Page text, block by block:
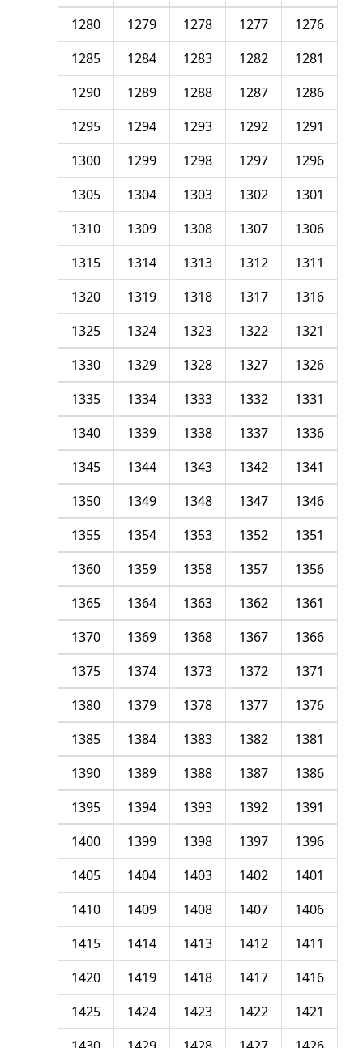
1276
1277
1278
1279
1280
1281
1282
1283
1284
1285
1286
1287
1288
1289
1290
1291
1292
1293
1294
1295
1296
1297
1298
1299
1300
1301
1302
1303
1304
1305
1306
1307
1308
1309
1310
1311
1312
1313
1314
1315
1316
1317
1318
1319
1320
1321
1322
1323
1324
1325
1326
1327
1328
1329
1330
1331
1332
1333
1334
1335
1336
1337
1338
1339
1340
1341
1342
1343
1344
1345
1346
1347
1348
1349
1350
1351
1352
1353
1354
1355
1356
1357
1358
1359
1360
1361
1362
1363
1364
1365
1366
1367
1368
1369
1370
1371
1372
1373
1374
1375
1376
1377
1378
1379
1380
1381
1382
1383
1384
1385
1386
1387
1388
1389
1390
1391
1392
1393
1394
1395
1396
1397
1398
1399
1400
1401
1402
1403
1404
1405
1406
1407
1408
1409
1410
1411
1412
1413
1414
1415
1416
1417
1418
1419
1420
1421
1422
1423
1424
1425